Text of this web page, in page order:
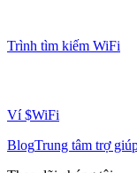
Trình tìm kiếm WiFi
Ví $WiFi
BlogTrung tâm trợ